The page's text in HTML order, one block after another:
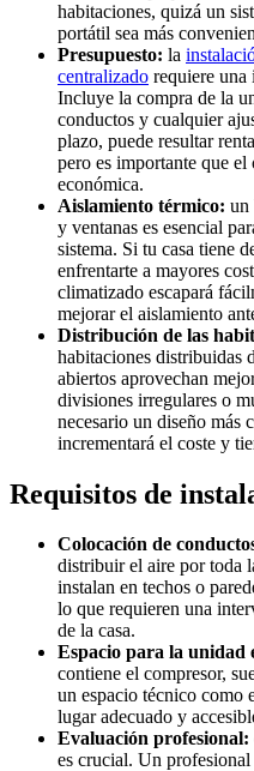
habitaciones, quizá un
portátil sea más
Presupuesto: la
centralizado requiere
Incluye la compra de la
conductos y cualquier
plazo, puede resultar
pero es importante que el
económica.
Aislamiento térmico: un
y ventanas es esencial
sistema. Si tu casa tiene
enfrentarte a mayores
climatizado escapará
mejorar el aislamiento
Distribución de las
habitaciones distribuidas
abiertos aprovechan
divisiones irregulares o
necesario un diseño más
incrementará el coste y
Requisitos de
Colocación de
distribuir el aire por toda
instalan en techos o
lo que requieren una
de la casa.
Espacio para la unidad
contiene el compresor,
un espacio técnico como
lugar adecuado y
Evaluación profesional:
es crucial. Un